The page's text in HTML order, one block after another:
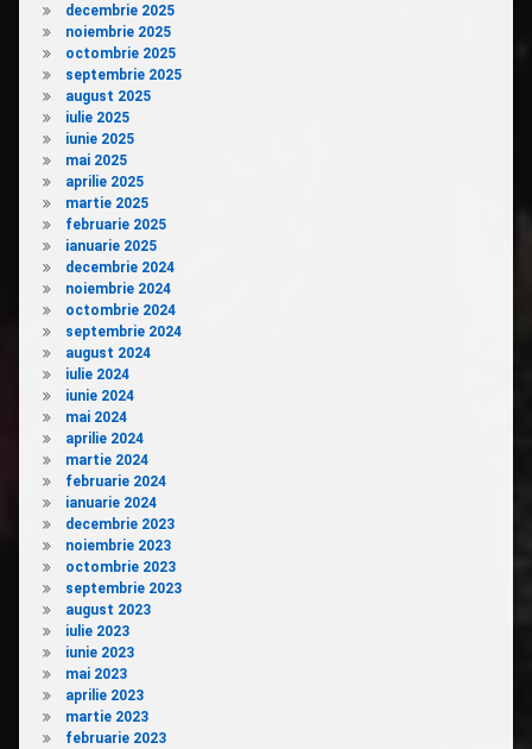
decembrie 2025
noiembrie 2025
octombrie 2025
septembrie 2025
august 2025
iulie 2025
iunie 2025
mai 2025
aprilie 2025
martie 2025
februarie 2025
ianuarie 2025
decembrie 2024
noiembrie 2024
octombrie 2024
septembrie 2024
august 2024
iulie 2024
iunie 2024
mai 2024
aprilie 2024
martie 2024
februarie 2024
ianuarie 2024
decembrie 2023
noiembrie 2023
octombrie 2023
septembrie 2023
august 2023
iulie 2023
iunie 2023
mai 2023
aprilie 2023
martie 2023
februarie 2023